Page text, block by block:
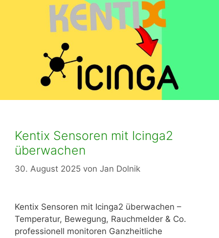
Kentix Sensoren mit Icinga2
überwachen
30. August 2025 von Jan Dolnik
Kentix Sensoren mit Icinga2 überwachen –
Temperatur, Bewegung, Rauchmelder & Co.
professionell monitoren Ganzheitliche